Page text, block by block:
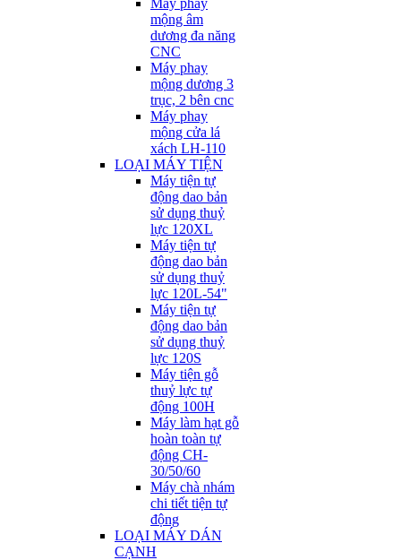
Máy phay
mộng âm
dương đa năng
CNC
Máy phay
mộng dương 3
trục, 2 bên cnc
Máy phay
mộng cửa lá
xách LH-110
LOẠI MÁY TIỆN
Máy tiện tự
động dao bản
sử dụng thuỷ
lực 120XL
Máy tiện tự
động dao bản
sử dụng thuỷ
lực 120L-54"
Máy tiện tự
động dao bản
sử dụng thuỷ
lực 120S
Máy tiện gỗ
thuỷ lực tự
động 100H
Máy làm hạt gỗ
hoàn toàn tự
động CH-
30/50/60
Máy chà nhám
chi tiết tiện tự
động
LOẠI MÁY DÁN
CẠNH